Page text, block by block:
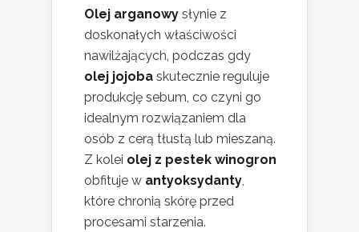
Olej arganowy słynie z
doskonałych właściwości
nawilżających, podczas gdy
olej jojoba skutecznie reguluje
produkcję sebum, co czyni go
idealnym rozwiązaniem dla
osób z cerą tłustą lub mieszaną.
Z kolei olej z pestek winogron
obfituje w antyoksydanty,
które chronią skórę przed
procesami starzenia.